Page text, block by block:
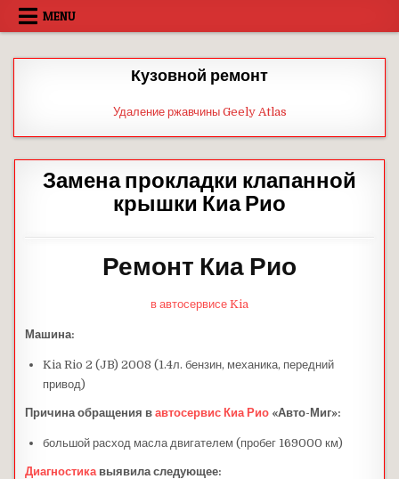
Skip
MENU
Кузовной ремонт
Удаление ржавчины Geely Atlas
Замена прокладки клапанной
крышки Киа Рио
Ремонт Киа Рио
в автосервисе Kia
Машина:
Kia Rio 2 (JB) 2008 (1.4л. бензин, механика, передний
привод)
Причина обращения вавтосервис Киа Рио «Авто-Миг»:
большой расход масла двигателем (пробег 169000 км)
Диагностика выявила следующее: